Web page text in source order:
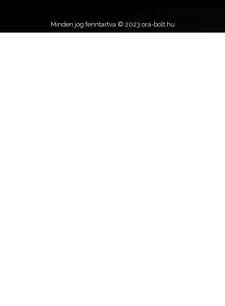
Minden jog fenntartva © 2023 ora-bolt.hu